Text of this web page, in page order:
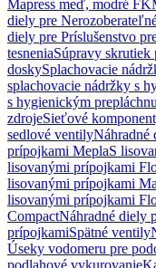
Mapress meď, modré
diely pre
diely pre Príslušenstvo
tesneniaSúpravy skrutiek
doskySplachovacie
splachovacie nádržky s
s hygienickým
zdrojeSieťové
sedlové ventilyNáhradné
prípojkami MeplaS
lisovanými prípojkami
lisovanými prípojkami
lisovanými prípojkami
CompactNáhradné diely
prípojkamiSpätné ventily
Úseky vodomeru pre
podlahové vykurovanie